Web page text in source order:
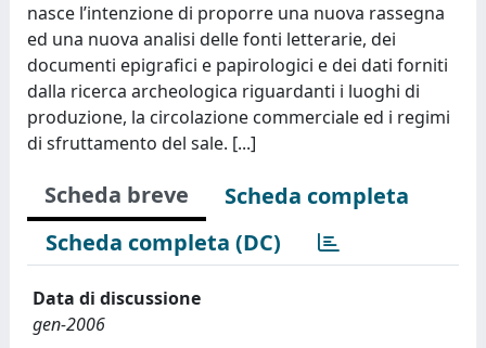
nasce l’intenzione di proporre una nuova rassegna
ed una nuova analisi delle fonti letterarie, dei
documenti epigrafici e papirologici e dei dati forniti
dalla ricerca archeologica riguardanti i luoghi di
produzione, la circolazione commerciale ed i regimi
di sfruttamento del sale. [...]
Scheda breve
Scheda completa
Scheda completa (DC)
Data di discussione
gen-2006